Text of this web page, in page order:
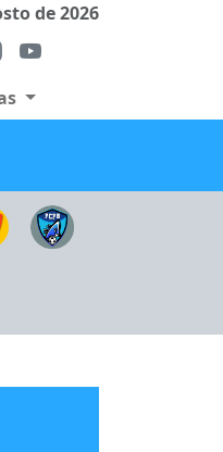
de 2026